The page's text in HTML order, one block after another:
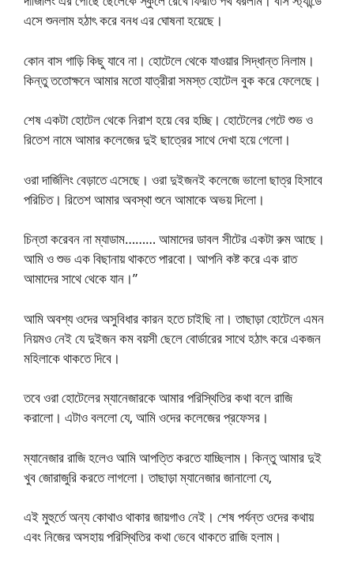
এসে শুনলাম হঠাৎ করে বনধ এর ঘোষনা হয়েছে।
কোন বাস গাড়ি কিছু যাবে না। হোটেলে থেকে যাওয়ার সিদ্ধান্ত নিলাম।
কিন্তু ততোক্ষনে আমার মতো যাত্রীরা সমস্ত হোটেল বুক করে ফেলেছে।
শেষ একটা হোটেল থেকে নিরাশ হয়ে বের হচ্ছি। হোটেলের গেটে শুভ ও
রিতেশ নামে আমার কলেজের দুই ছাত্রের সাথে দেখা হয়ে গেলো।
ওরা দার্জিলিং বেড়াতে এসেছে। ওরা দুইজনই কলেজে ভালো ছাত্র হিসাবে
পরিচিত। রিতেশ আমার অবস্থা শুনে আমাকে অভয় দিলো।
চিন্তা করেবন না ম্যাডাম……… আমাদের ডাবল সীটের একটা রুম আছে।
আমি ও শুভ এক বিছানায় থাকতে পারবো। আপনি কষ্ট করে এক রাত
আমাদের সাথে থেকে যান।”
আমি অবশ্য ওদের অসুবিধার কারন হতে চাইছি না। তাছাড়া হোটেলে এমন
নিয়মও নেই যে দুইজন কম বয়সী ছেলে বোর্ডারের সাথে হঠাৎ করে একজন
মহিলাকে থাকতে দিবে।
তবে ওরা হোটেলের ম্যানেজারকে আমার পরিস্থিতির কথা বলে রাজি
করালো। এটাও বললো যে, আমি ওদের কলেজের প্রফেসর।
ম্যানেজার রাজি হলেও আমি আপত্তি করতে যাচ্ছিলাম। কিন্তু আমার দুই
খুব জোরাজুরি করতে লাগলো। তাছাড়া ম্যানেজার জানালো যে,
এই মুহুর্তে অন্য কোথাও থাকার জায়গাও নেই। শেষ পর্যন্ত ওদের কথায়
এবং নিজের অসহায় পরিস্থিতির কথা ভেবে থাকতে রাজি হলাম।